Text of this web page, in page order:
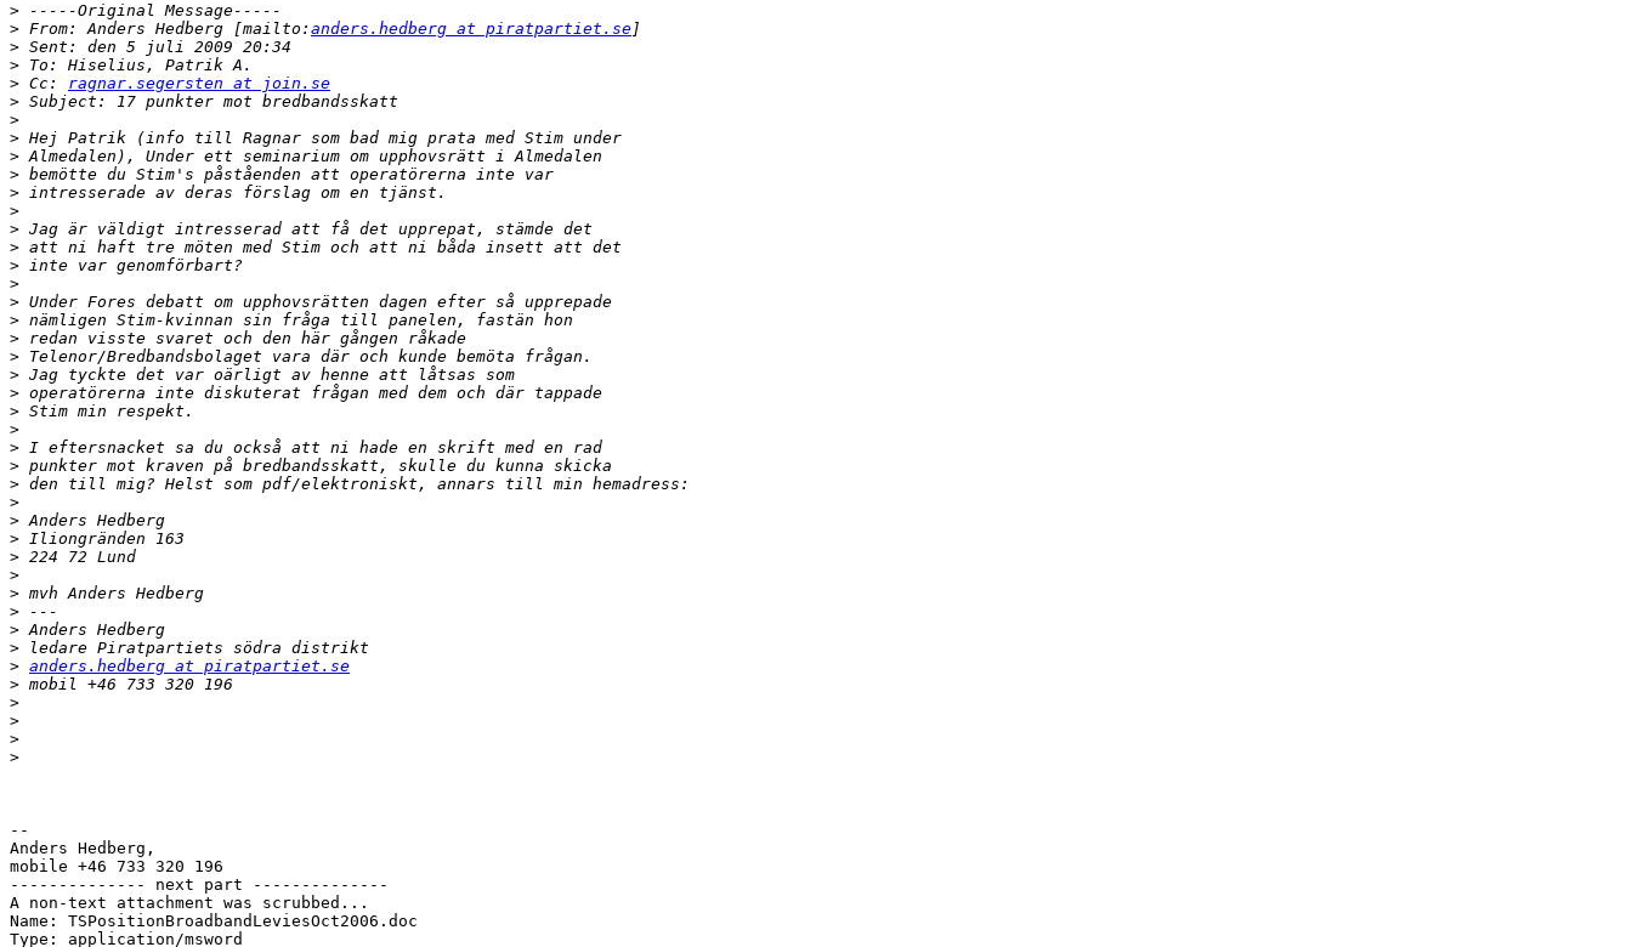
>
> From: Anders Hedberg [mailto: anders.hedberg at piratpartiet.se
>
>
> Cc: ragnar.segersten at join.se
>
>
>
>
>
>
>
>
>
>
>
>
>
>
>
>
>
>
>
>
>
>
>
>
>
>
>
>
>
>
>
> anders.hedberg at piratpartiet.se
>
>
>
>
>
--
Anders Hedberg,
mobile +46 733 320 196
-------------- next part --------------
A non-text attachment was scrubbed...
Name: TSPositionBroadbandLeviesOct2006.doc
Type: application/msword